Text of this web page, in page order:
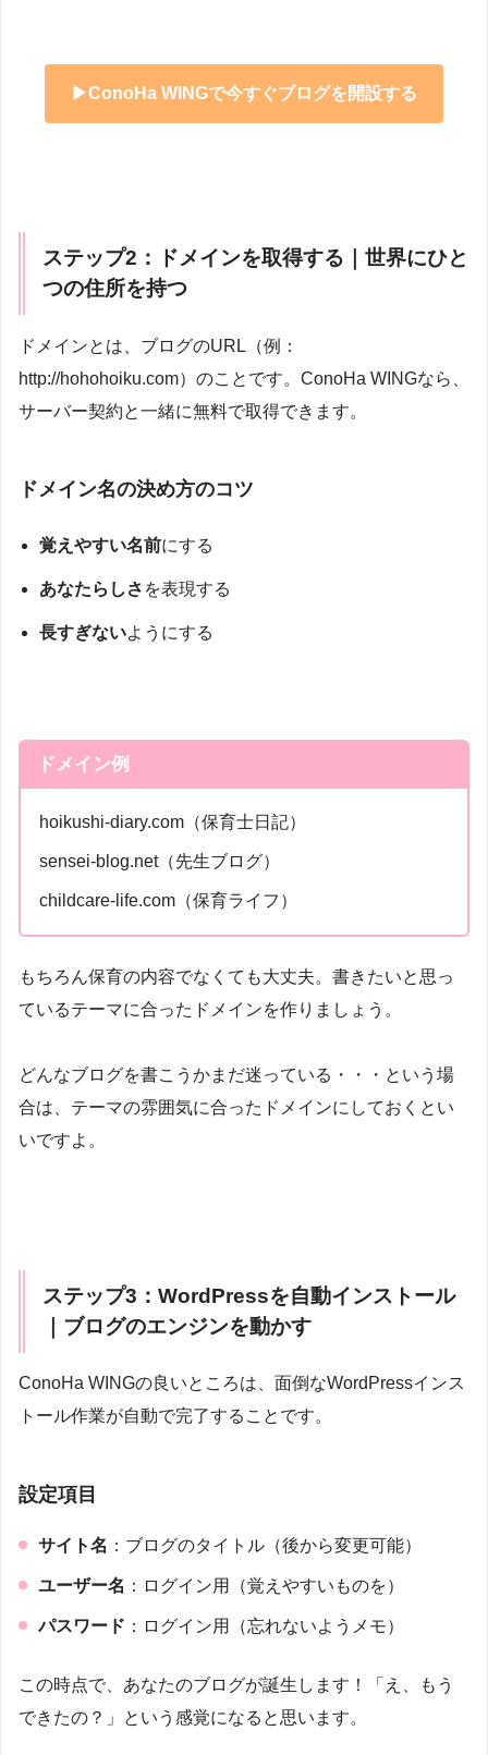
▶ConoHa WINGで今すぐブログを開設する
ステップ2：ドメインを取得する｜世界にひと
つの住所を持つ
ドメインとは、ブログのURL（例：
http://hohohoiku.com）のことです。ConoHa WINGなら、
サーバー契約と一緒に無料で取得できます。
ドメイン名の決め方のコツ
覚えやすい名前にする
あなたらしさ を表現する
長すぎないようにする
ドメイン例
hoikushi-diary.com（保育士日記）
sensei-blog.net（先生ブログ）
childcare-life.com（保育ライフ）
もちろん保育の内容でなくても大丈夫。書きたいと思っ
ているテーマに合ったドメインを作りましょう。
どんなブログを書こうかまだ迷っている・・・という場
合は、テーマの雰囲気に合ったドメインにしておくとい
いですよ。
ステップ3：WordPressを自動インストール
｜ブログのエンジンを動かす
ConoHa WINGの良いところは、面倒なWordPressインス
トール作業が自動で完了することです。
設定項目
サイト名 ：ブログのタイトル（後から変更可能）
ユーザー名 ：ログイン用（覚えやすいものを）
パスワード ：ログイン用（忘れないようメモ）
この時点で、あなたのブログが誕生します！「え、もう
できたの？」という感覚になると思います。